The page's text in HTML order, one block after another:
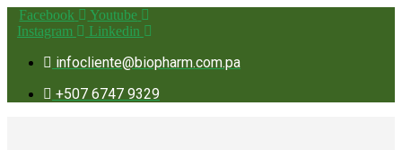
Facebook
Youtube
Instagram
Linkedin
infocliente@biopharm.com.pa
+507 6747 9329